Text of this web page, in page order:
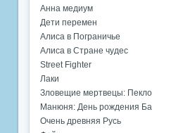
Анна медиум
Дети перемен
Алиса в Пограничье
Алиса в Стране чудес
Street Fighter
Лаки
Зловещие мертвецы: Пекло
Манюня: День рождения Ба
Очень древняя Русь